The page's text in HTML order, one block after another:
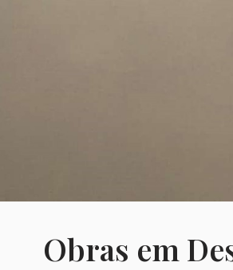
Obras em